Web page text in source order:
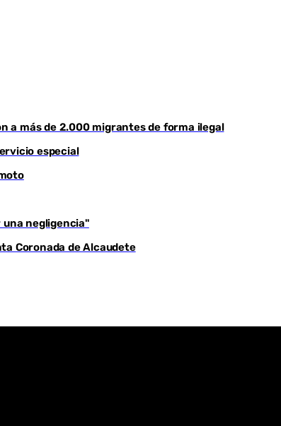
a más de 2.000 migrantes de forma ilegal
especial
una negligencia"
Coronada de Alcaudete